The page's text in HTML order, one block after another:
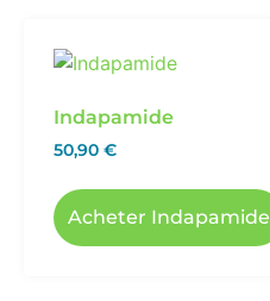
Indapamide
50,90 €
Acheter Indapamide